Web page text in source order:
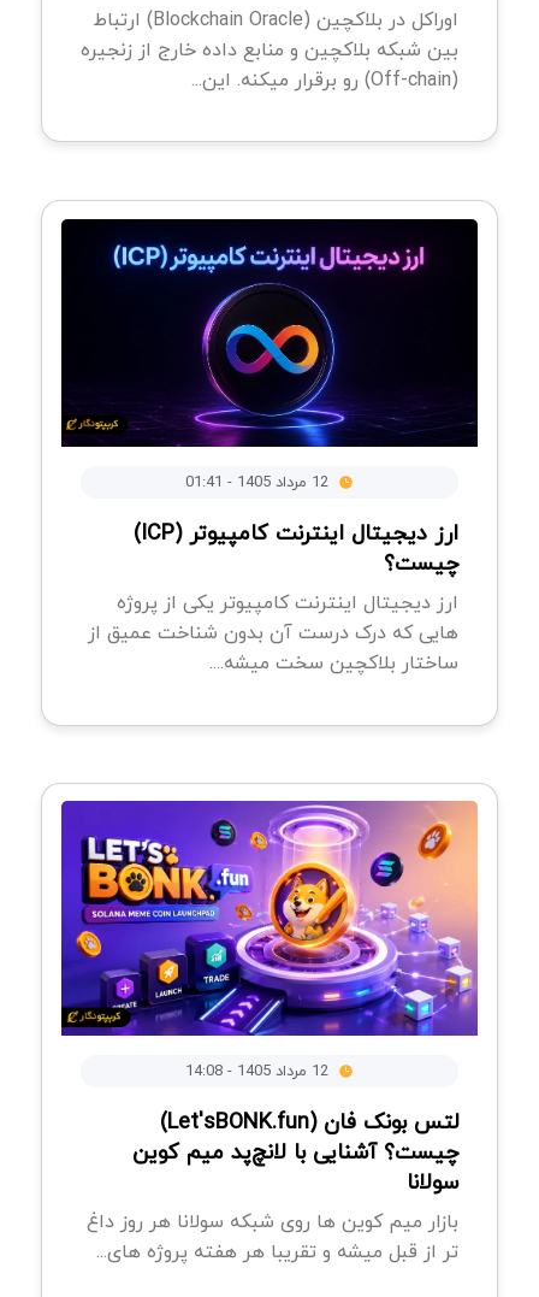
اوراکل در بلاکچین (Blockchain Oracle) ارتباط
بین شبکه بلاکچین و منابع داده خارج از زنجیره
(Off-chain) رو برقرار میکنه. این...
ارز دیجیتال اینترنت کامپیوتر (ICP)
چیست؟
ارز دیجیتال اینترنت کامپیوتر یکی از پروژه
هایی که درک درست آن بدون شناخت عمیق از
ساختار بلاکچین سخت میشه....
لتس بونک فان (Let'sBONK.fun)
چیست؟ آشنایی با لانچ‌پد میم کوین
سولانا
بازار میم کوین ها روی شبکه سولانا هر روز داغ
تر از قبل میشه و تقریبا هر هفته پروژه های...